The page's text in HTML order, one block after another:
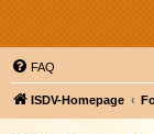
FAQ
ISDV-Homepage